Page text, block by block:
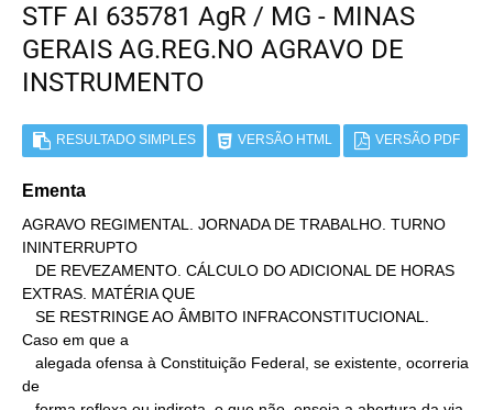
STF AI 635781 AgR / MG - MINAS
GERAIS AG.REG.NO AGRAVO DE
INSTRUMENTO
RESULTADO SIMPLES VERSÃO HTML VERSÃO PDF
Ementa
AGRAVO REGIMENTAL. JORNADA DE TRABALHO. TURNO
ININTERRUPTO
EXTRAS. MATÉRIA QUE
Caso em que a
de